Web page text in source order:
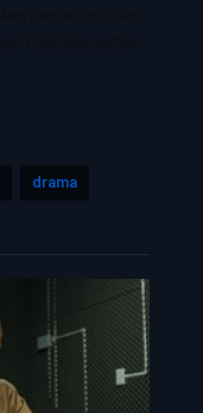
drama